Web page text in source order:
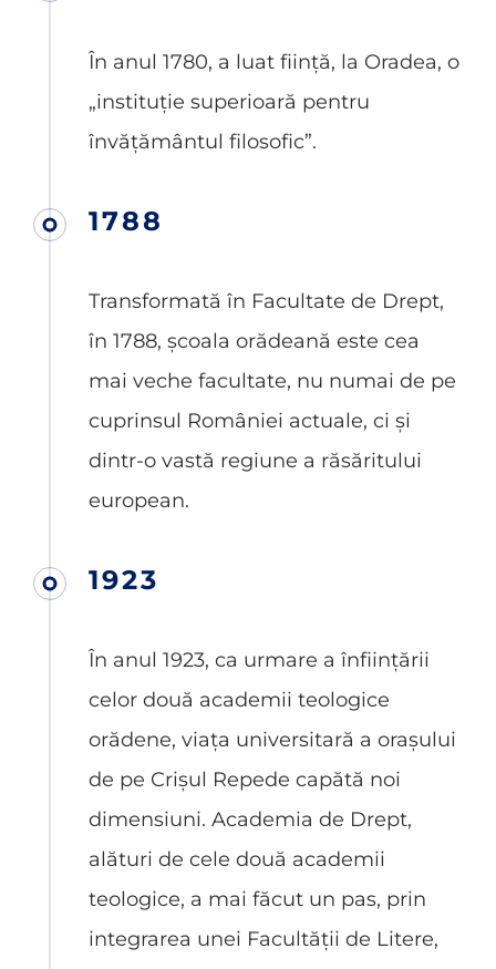
În anul 1780, a luat ființă, la Oradea, o
„instituție superioară pentru
învățământul filosofic”.
1788
Transformată în Facultate de Drept,
în 1788, școala orădeană este cea
mai veche facultate, nu numai de pe
cuprinsul României actuale, ci și
dintr-o vastă regiune a răsăritului
european.
1923
În anul 1923, ca urmare a înființării
celor două academii teologice
orădene, viața universitară a orașului
de pe Crișul Repede capătă noi
dimensiuni. Academia de Drept,
alături de cele două academii
teologice, a mai făcut un pas, prin
integrarea unei Facultății de Litere,